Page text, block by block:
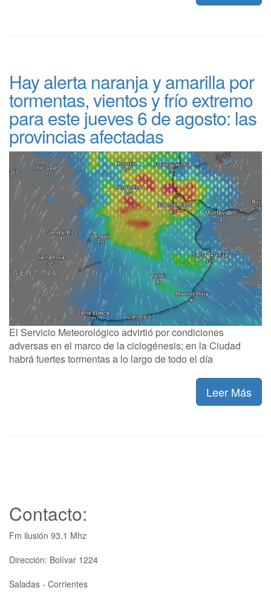
Hay alerta naranja y amarilla por
tormentas, vientos y frío extremo
para este jueves 6 de agosto: las
provincias afectadas
El Servicio Meteorológico advirtió por condiciones
adversas en el marco de la ciclogénesis; en la Ciudad
habrá fuertes tormentas a lo largo de todo el día
Leer Más
Contacto:
Fm ilusión 93.1 Mhz
Dirección: Bolívar 1224
Saladas - Corrientes